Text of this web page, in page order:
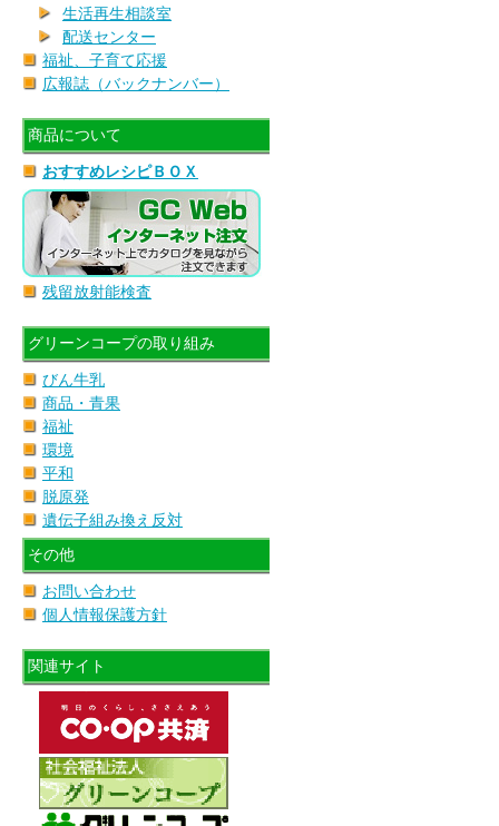
生活再生相談室
配送センター
福祉、子育て応援
広報誌（バックナンバー）
商品について
おすすめレシピＢＯＸ
残留放射能検査
グリーンコープの取り組み
びん牛乳
商品・青果
福祉
環境
平和
脱原発
遺伝子組み換え反対
その他
お問い合わせ
個人情報保護方針
関連サイト